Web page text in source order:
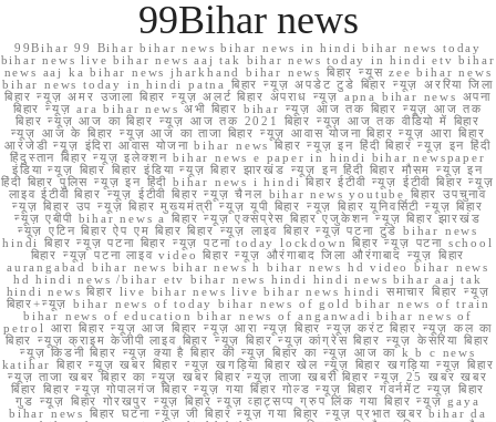
99Bihar news
99Bihar 99 Bihar bihar news bihar news in hindi bihar news today
bihar news live bihar news aaj tak bihar news today in hindi etv bihar
news aaj ka bihar news jharkhand bihar news बिहार न्यूस zee bihar news
bihar news today in hindi patna बिहार न्यूज़ अपडेट टुडे बिहार न्यूज़ अररिया जिला
बिहार न्यूज़ अमर उजाला बिहार न्यूज़ अलर्ट बिहार अपराध न्यूज़ apna bihar news अपना
बिहार न्यूज़ ara bihar news अभी बिहार bihar न्यूज़ आज तक बिहार न्यूज़ आज तक
बिहार न्यूज़ आज का बिहार न्यूज़ आज तक 2021 बिहार न्यूज़ आज तक वीडियो में बिहार
न्यूज़ आज के बिहार न्यूज़ आज का ताजा बिहार न्यूज़ आवास योजना बिहार न्यूज़ आरा बिहार
आरजेडी न्यूज़ इंदिरा आवास योजना bihar news बिहार न्यूज़ इन हिंदी बिहार न्यूज़ इन हिंदी
हिंदुस्तान बिहार न्यूज़ इलेक्शन bihar news e paper in hindi bihar newspaper
इंडिया न्यूज़ बिहार बिहार इंडिया न्यूज़ बिहार झारखंड न्यूज़ इन हिंदी बिहार मौसम न्यूज़ इन
हिंदी बिहार पुलिस न्यूज़ इन हिंदी bihar news i hindi बिहार ईटीवी न्यूज़ ईटीवी बिहार न्यूज़
लाइव ईटीवी बिहार न्यूज़ ईटीवी बिहार न्यूज़ चैनल bihar news youtube बिहार उपचुनाव
न्यूज़ बिहार उप न्यूज़ बिहार मुख्यमंत्री न्यूज़ यूपी बिहार न्यूज़ बिहार यूनिवर्सिटी न्यूज़ बिहार
न्यूज़ एबीपी bihar news a बिहार न्यूज़ एक्सप्रेस बिहार एजुकेशन न्यूज़ बिहार झारखंड
न्यूज़ एटिन बिहार ऐप एम बिहार बिहार न्यूज़ लाइव बिहार न्यूज़ पटना टुडे bihar news
hindi बिहार न्यूज़ पटना बिहार न्यूज़ पटना today lockdown बिहार न्यूज़ पटना school
बिहार न्यूज़ पटना लाइव video बिहार न्यूज़ औरंगाबाद जिला औरंगाबाद न्यूज़ बिहार
aurangabad bihar news bihar news h bihar news hd video bihar news
hd hindi news /bihar etv bihar news hindi hindi news bihar aaj tak
hindi news बिहार live bihar news live bihar news hindi समाचार बिहार न्यूज़
बिहार+न्यूज़ bihar news of today bihar news of gold bihar news of train
bihar news of education bihar news of anganwadi bihar news of
petrol आरा बिहार न्यूज़ आज बिहार न्यूज़ आरा न्यूज़ बिहार न्यूज़ करंट बिहार न्यूज़ कल का
बिहार न्यूज़ क्राइम केजीपी लाइव बिहार न्यूज़ बिहार न्यूज़ कांग्रेस बिहार न्यूज़ केसरिया बिहार
न्यूज़ किडनी बिहार न्यूज़ क्या है बिहार की न्यूज़ बिहार का न्यूज़ आज का k b c news
katihar बिहार न्यूज़ खबर बिहार न्यूज़ खगड़िया बिहार खेल न्यूज़ बिहार खगड़िया न्यूज़ बिहार
न्यूज़ ताजा खबर बिहार का न्यूज़ खबर बिहार न्यूज़ ताजा खबरी बिहार न्यूज़ 25 खबर खबर
बिहार बिहार न्यूज़ गोपालगंज बिहार न्यूज़ गया बिहार गोल्ड न्यूज़ बिहार गवर्नमेंट न्यूज़ बिहार
गुड न्यूज़ बिहार गोरखपुर न्यूज़ बिहार न्यूज़ व्हाट्सप्प ग्रुप लिंक गया बिहार न्यूज़ gaya
bihar news बिहार घटना न्यूज़ जी बिहार न्यूज़ गया बिहार न्यूज़ प्रभात खबर bihar da